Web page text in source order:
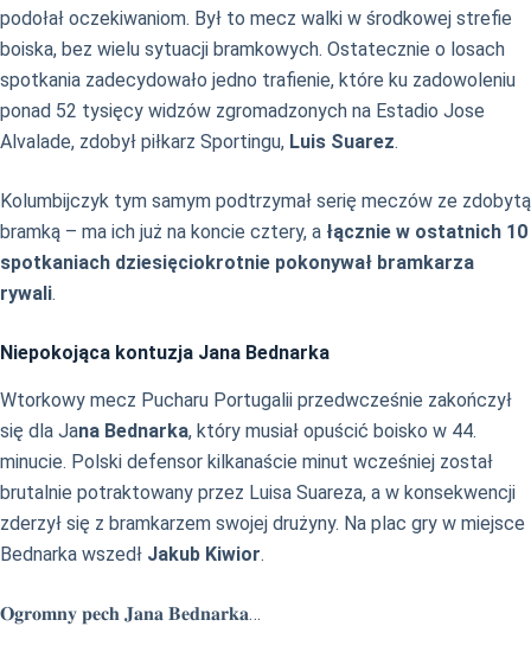
podołał oczekiwaniom. Był to mecz walki w środkowej strefie
boiska, bez wielu sytuacji bramkowych. Ostatecznie o losach
spotkania zadecydowało jedno trafienie, które ku zadowoleniu
ponad 52 tysięcy widzów zgromadzonych na Estadio Jose
Alvalade, zdobył piłkarz Sportingu, Luis Suarez.
Kolumbijczyk tym samym podtrzymał serię meczów ze zdobytą
bramką – ma ich już na koncie cztery, a łącznie w ostatnich 10
spotkaniach dziesięciokrotnie pokonywał bramkarza
rywali.
Niepokojąca kontuzja Jana Bednarka
Wtorkowy mecz Pucharu Portugalii przedwcześnie zakończył
się dla Jana Bednarka, który musiał opuścić boisko w 44.
minucie. Polski defensor kilkanaście minut wcześniej został
brutalnie potraktowany przez Luisa Suareza, a w konsekwencji
zderzył się z bramkarzem swojej drużyny. Na plac gry w miejsce
Bednarka wszedł Jakub Kiwior.
𝐎𝐠𝐫𝐨𝐦𝐧𝐲 𝐩𝐞𝐜𝐡 𝐉𝐚𝐧𝐚 𝐁𝐞𝐝𝐧𝐚𝐫𝐤𝐚…